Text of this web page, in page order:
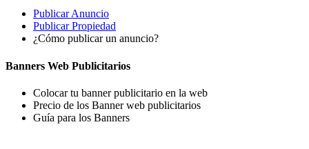
Publicar Anuncio
Publicar Propiedad
¿Cómo publicar un anuncio?
Banners Web Publicitarios
Colocar tu banner publicitario en la web
Precio de los Banner web publicitarios
Guía para los Banners